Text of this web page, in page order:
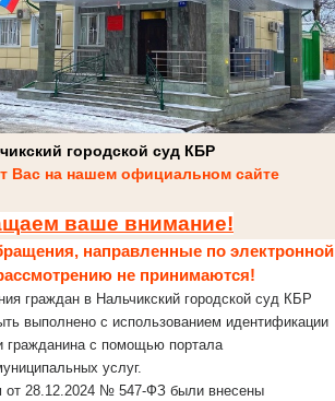
городской суд КБР
Вас на нашем официальном сайте
ваше внимание!
направленные по электронной
не принимаются!
граждан в Нальчикский городской суд КБР
выполнено с использованием идентификации
гражданина с помощью портала
услуг.
от 28.12.2024 № 547-ФЗ были внесены